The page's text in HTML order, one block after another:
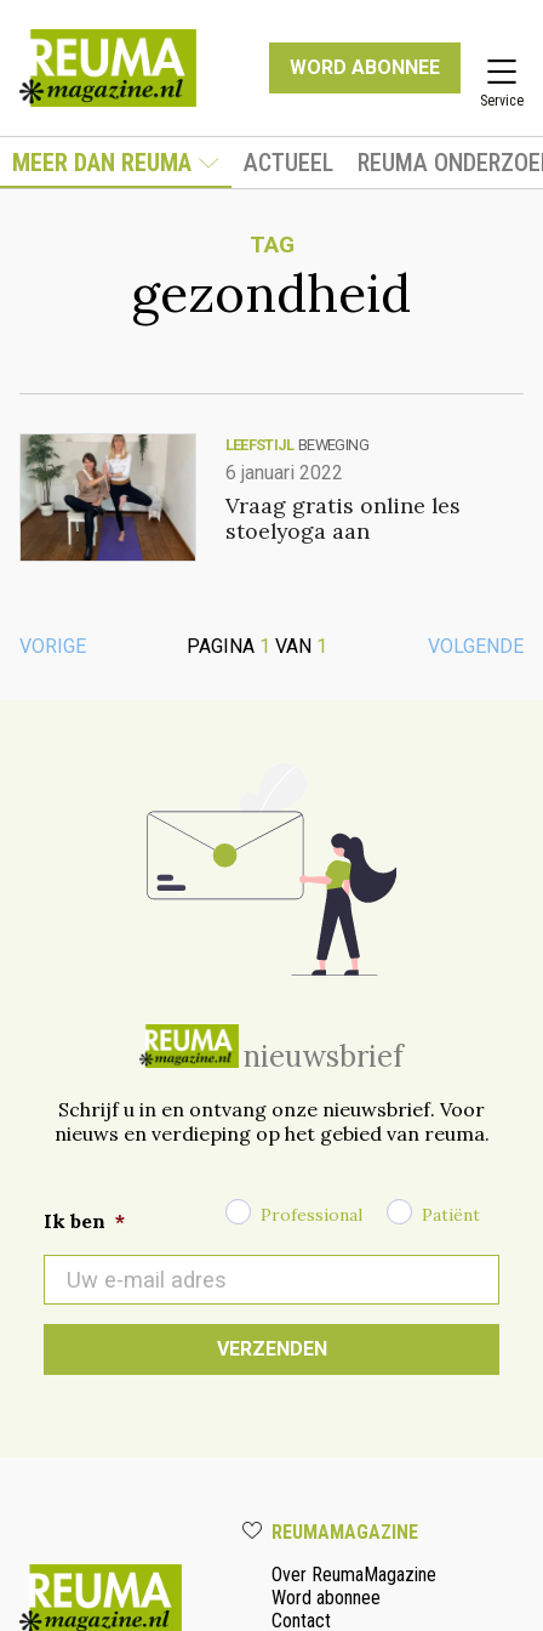
WORD ABONNEE
Service
MEER DAN REUMA ACTUEEL REUMA
TAG
gezondheid
LEEFSTIJL BEWEGING
6 januari 2022
Vraag gratis online les
stoelyoga aan
VORIGE PAGINA 1 VAN 1 VOLGENDE
nieuwsbrief
Schrijf u in en ontvang onze nieuwsbrief. Voor
nieuws en verdieping op het gebied van reuma.
Ik ben * Professional Patiënt
mail
*
REUMAMAGAZINE
Over ReumaMagazine
Word abonnee
Contact